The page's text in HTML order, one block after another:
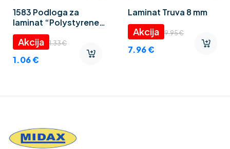
1583 Podloga za
laminat “Polystyrene
foam” 3 mm
1.33€
1.06€
Laminat Truva 8 mm
9.95€
7.96€